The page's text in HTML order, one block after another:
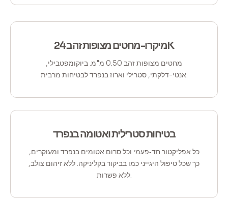
מיקרו-מחטים מצופות זהב 24K
מחטים מצופות זהב 0.50 מ"מ. ביוקומפטבילי,
אנטי-דלקתי, סטרילי וארוז בנפרד לבטיחות מרבית.
בטיחות סטרילית ואטומה בנפרד
כל אפליקטור חד‑פעמי וכל סרום אטומים בנפרד ומעוקרים,
כך שכל טיפול היגייני כמו בביקור בקליניקה. ללא זיהום צולב,
ללא פשרות.